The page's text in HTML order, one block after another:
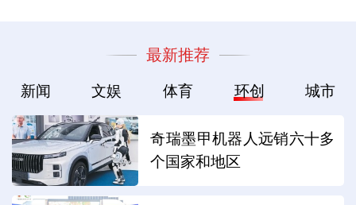
最新推荐
新闻 文娱 体育 环创 城市
奇瑞墨甲机器人远销六十多
个国家和地区